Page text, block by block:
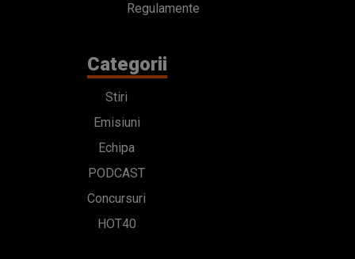
Regulamente
Categorii
Stiri
Emisiuni
Echipa
PODCAST
Concursuri
HOT40